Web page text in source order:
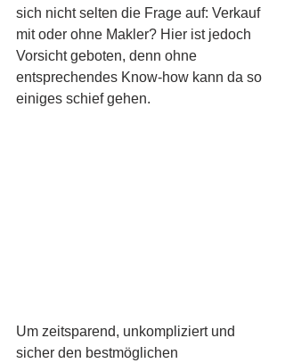
sich nicht selten die Frage auf: Verkauf
mit oder ohne Makler? Hier ist jedoch
Vorsicht geboten, denn ohne
entsprechendes Know-how kann da so
einiges schief gehen.
Um zeitsparend, unkompliziert und
sicher den bestmöglichen